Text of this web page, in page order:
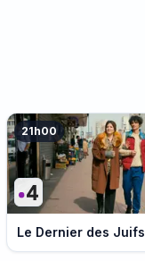
21h00
Le Dernier des Juifs